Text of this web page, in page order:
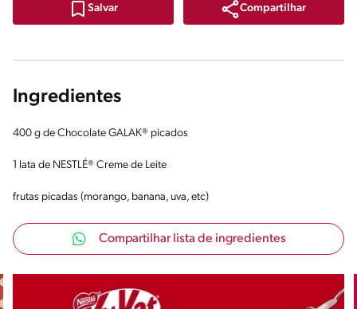
Salvar Compartilhar
Ingredientes
400 g de Chocolate GALAK® picados
1 lata de NESTLÉ® Creme de Leite
frutas picadas (morango, banana, uva, etc)
Compartilhar lista de ingredientes